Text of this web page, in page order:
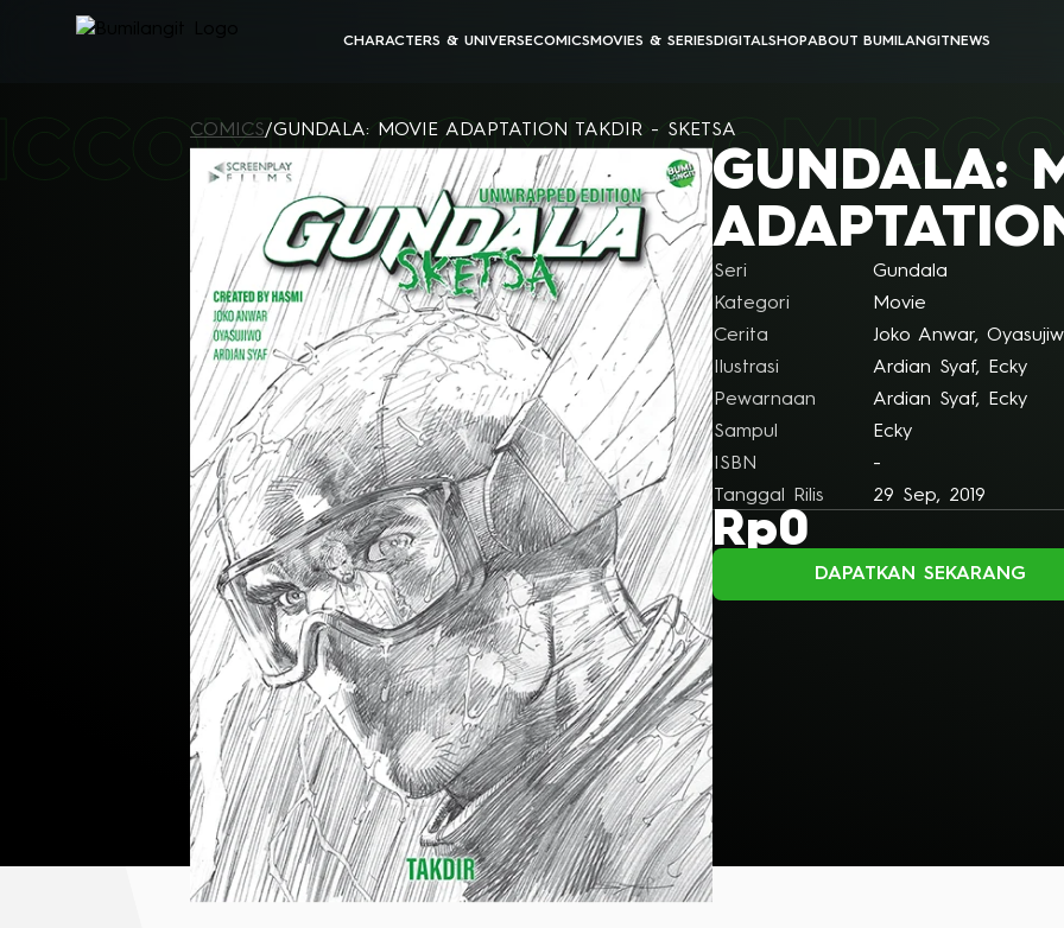
CHARACTERS & UNIVERSE
ALL CHARACTERS
COMICS MOVIES & SERIES
ANIMATION
ALL MOVIES & SERIES
DIGITAL
ALL DIGITAL PRODUCTS
SHOPABOUT BUMILANGIT NEWS
COMICCOMICCOMIC
COMICS/GUNDALA: MOVIE ADAPTATION TAKDIR - SKETSA
GUNDALA:
SKETSA
Seri
Gundala
Kategori
Movie
Cerita
Joko Anwar,
Ilustrasi
Ardian Syaf, Ecky
Pewarnaan
Ardian Syaf, Ecky
Sampul
Ecky
ISBN
-
Tanggal Rilis
29 Sep, 2019
Rp0
DAPATKAN SEKARANG